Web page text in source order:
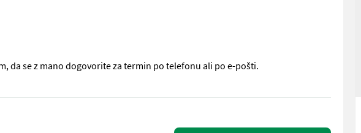
da se z mano dogovorite za termin po telefonu ali po e-pošti.
na zalogi v Burgkirchenu. Da bi vam lahko posvetil dovolj časa, vas prosim, da se z